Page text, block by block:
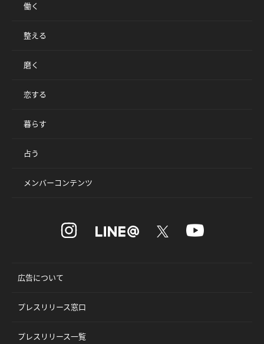
働く
整える
磨く
恋する
暮らす
占う
メンバーコンテンツ
広告について
プレスリリース窓口
プレスリリース一覧